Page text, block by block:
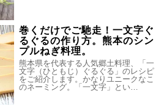
巻くだけでご馳走！一文字ぐ
るぐるの作り方。熊本のシン
プルねぎ料理。
熊本県を代表する人気郷土料理、「一
文字（ひともじ）ぐるぐる」のレシピ
をご紹介します。かなりユニークなこ
のネーミング。「一文字」とい…